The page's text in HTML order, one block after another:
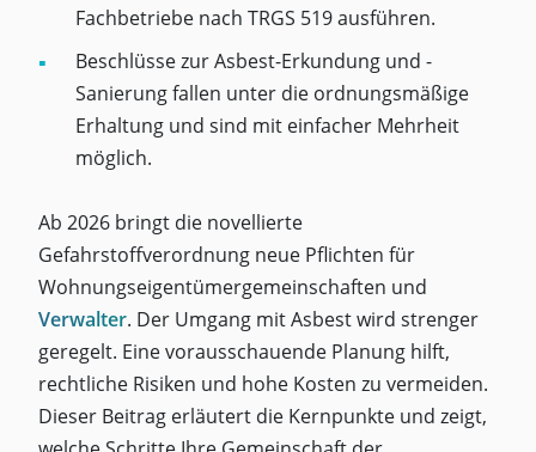
Fachbetriebe nach TRGS 519 ausführen.
Beschlüsse zur Asbest-Erkundung und -
Sanierung fallen unter die ordnungsmäßige
Erhaltung und sind mit einfacher Mehrheit
möglich.
Ab 2026 bringt die novellierte
Gefahrstoffverordnung neue Pflichten für
Wohnungseigentümergemeinschaften und
Verwalter. Der Umgang mit Asbest wird strenger
geregelt. Eine vorausschauende Planung hilft,
rechtliche Risiken und hohe Kosten zu vermeiden.
Dieser Beitrag erläutert die Kernpunkte und zeigt,